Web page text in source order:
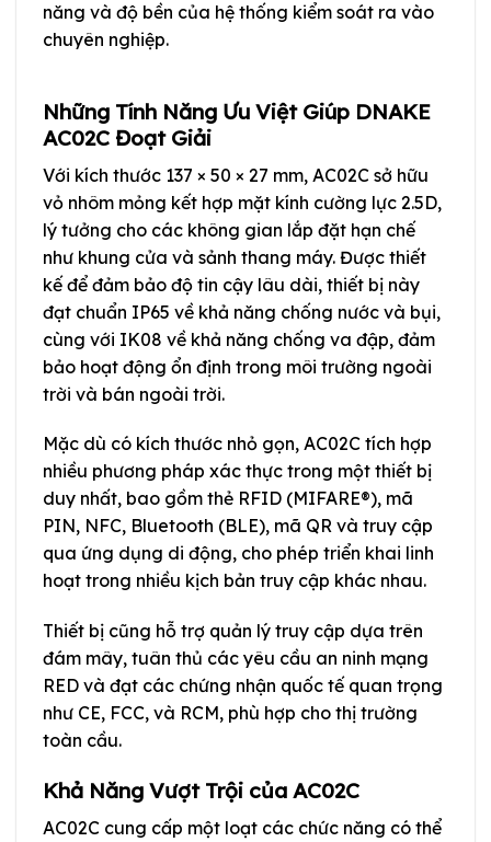
năng và độ bền của hệ thống kiểm soát ra vào
chuyên nghiệp.
Những Tính Năng Ưu Việt Giúp DNAKE
AC02C Đoạt Giải
Với kích thước 137 × 50 × 27 mm, AC02C sở hữu
vỏ nhôm mỏng kết hợp mặt kính cường lực 2.5D,
lý tưởng cho các không gian lắp đặt hạn chế
như khung cửa và sảnh thang máy. Được thiết
kế để đảm bảo độ tin cậy lâu dài, thiết bị này
đạt chuẩn IP65 về khả năng chống nước và bụi,
cùng với IK08 về khả năng chống va đập, đảm
bảo hoạt động ổn định trong môi trường ngoài
trời và bán ngoài trời.
Mặc dù có kích thước nhỏ gọn, AC02C tích hợp
nhiều phương pháp xác thực trong một thiết bị
duy nhất, bao gồm thẻ RFID (MIFARE®), mã
PIN, NFC, Bluetooth (BLE), mã QR và truy cập
qua ứng dụng di động, cho phép triển khai linh
hoạt trong nhiều kịch bản truy cập khác nhau.
Thiết bị cũng hỗ trợ quản lý truy cập dựa trên
đám mây, tuân thủ các yêu cầu an ninh mạng
RED và đạt các chứng nhận quốc tế quan trọng
như CE, FCC, và RCM, phù hợp cho thị trường
toàn cầu.
Khả Năng Vượt Trội của AC02C
AC02C cung cấp một loạt các chức năng có thể